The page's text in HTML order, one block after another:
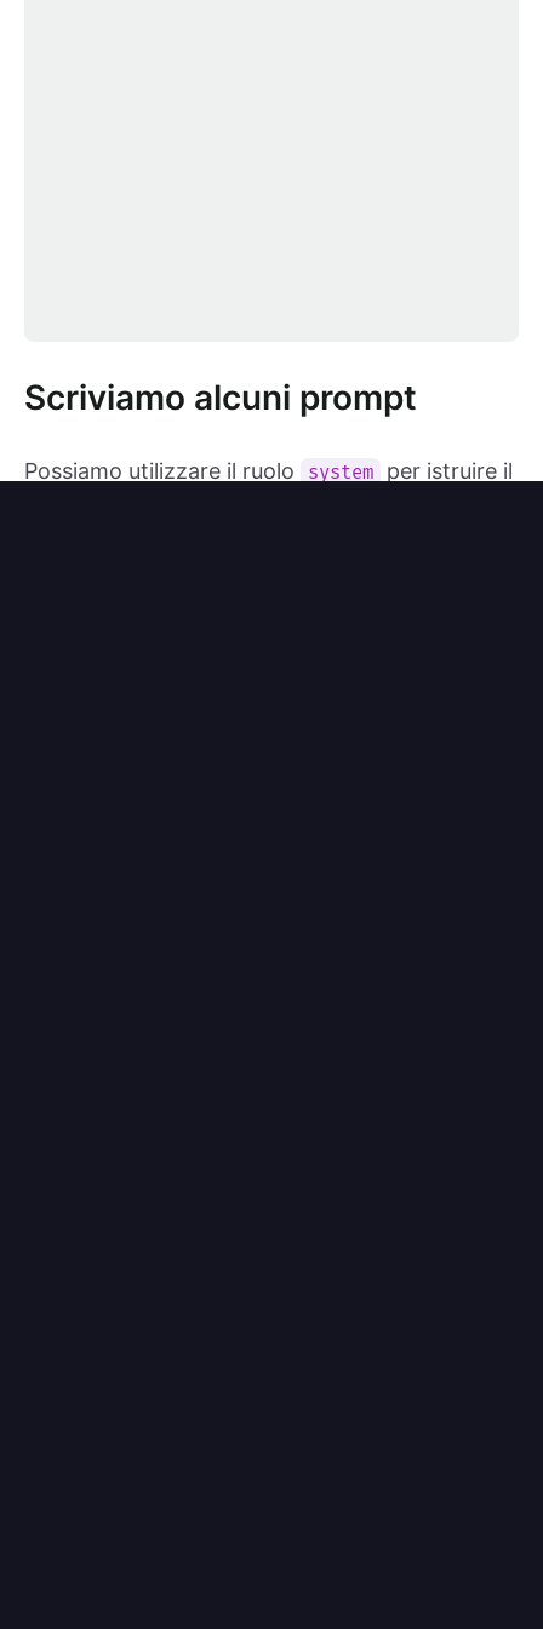
Scriviamo alcuni prompt
Possiamo utilizzare il ruolo system
per istruire il